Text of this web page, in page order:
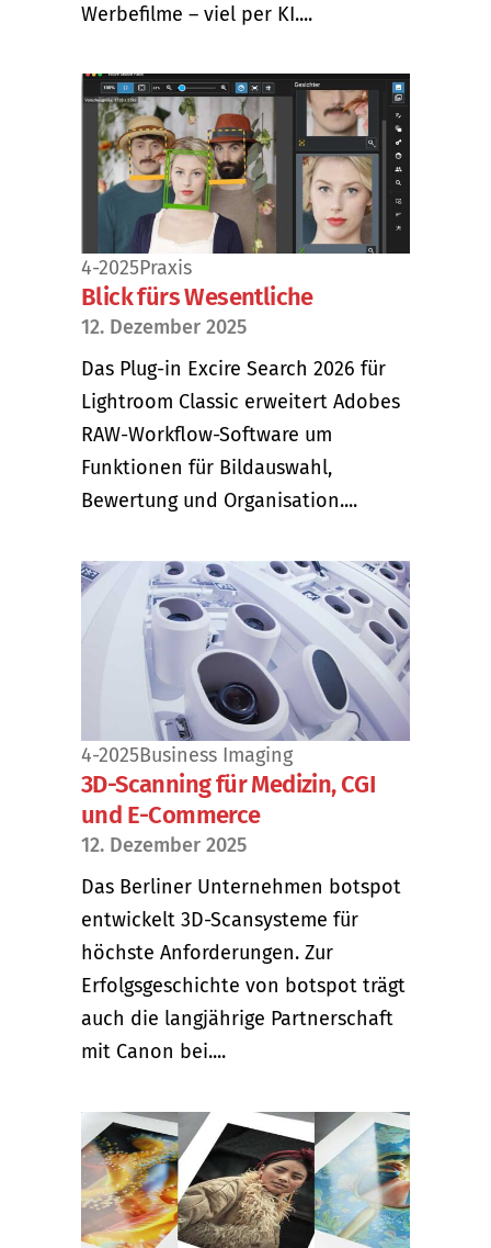
Werbefilme – viel per KI....
4-2025Praxis
Blick fürs Wesentliche
12. Dezember 2025
Das Plug-in Excire Search 2026 für
Lightroom Classic erweitert Adobes
RAW-Workflow-Software um
Funktionen für Bildauswahl,
Bewertung und Organisation....
4-2025Business Imaging
3D-Scanning für Medizin, CGI
und E-Commerce
12. Dezember 2025
Das Berliner Unternehmen botspot
entwickelt 3D-Scansysteme für
höchste Anforderungen. Zur
Erfolgsgeschichte von botspot trägt
auch die langjährige Partnerschaft
mit Canon bei....